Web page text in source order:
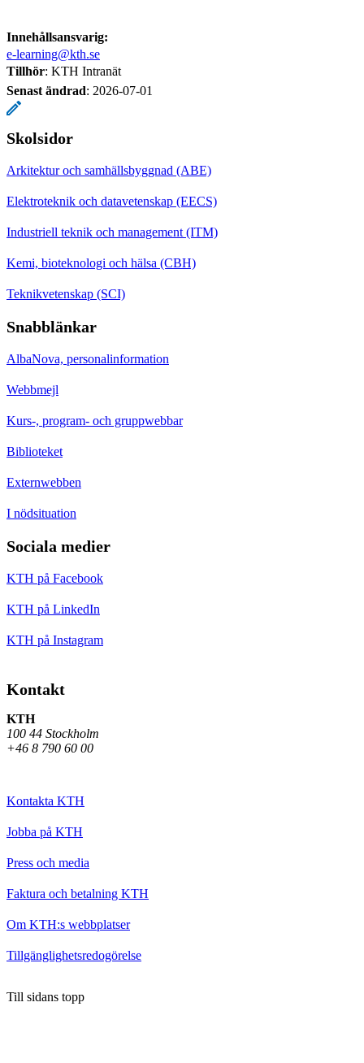
Innehållsansvarig:
e-learning@kth.se
Tillhör: KTH Intranät
Senast ändrad: 2026-07-01
Skolsidor
Arkitektur och samhällsbyggnad (ABE)
Elektroteknik och datavetenskap (EECS)
Industriell teknik och management (ITM)
Kemi, bioteknologi och hälsa (CBH)
Teknikvetenskap (SCI)
Snabblänkar
AlbaNova, personalinformation
Webbmejl
Kurs-, program- och gruppwebbar
Biblioteket
Externwebben
I nödsituation
Sociala medier
KTH på Facebook
KTH på LinkedIn
KTH på Instagram
Kontakt
KTH
100 44 Stockholm
+46 8 790 60 00
Kontakta KTH
Jobba på KTH
Press och media
Faktura och betalning KTH
Om KTH:s webbplatser
Tillgänglighetsredogörelse
Till sidans topp